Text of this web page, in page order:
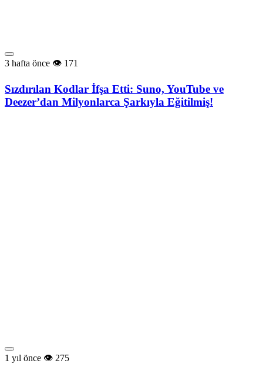
3 hafta önce 171
Sızdırılan Kodlar İfşa Etti: Suno, YouTube ve
Deezer’dan Milyonlarca Şarkıyla Eğitilmiş!
1 yıl önce 275